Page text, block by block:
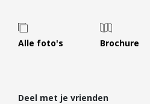
Hypotheekadvies
Hypotheek oversluiten
Financiële check
Alle foto's Brochure
Deel met je vrienden